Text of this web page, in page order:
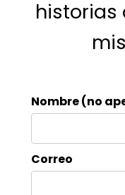
historias
Nombre (no
Correo